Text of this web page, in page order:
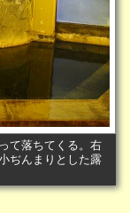
て落ちてくる。右
ぢんまりとした露